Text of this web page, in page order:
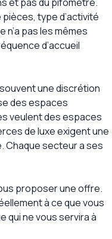
et pas du pifomètre.
type d’activité
n’a pas les mêmes
d’accueil
une discrétion
des espaces
veulent des espaces
de luxe exigent une
Chaque secteur a ses
proposer une offre.
à ce que vous
qui ne vous servira à